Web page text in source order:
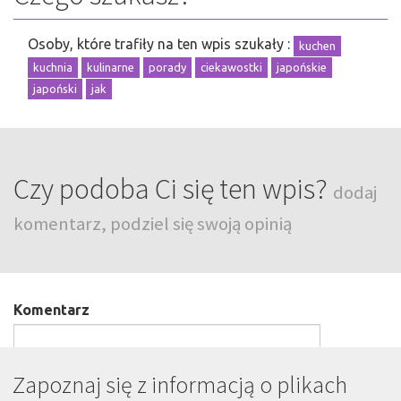
Osoby, które trafiły na ten wpis szukały :
kuchen
kuchnia
kulinarne porady ciekawostki
japońskie
japoński
jak
Czy podoba Ci się ten wpis? dodaj
komentarz, podziel się swoją opinią
Komentarz
Zapoznaj się z informacją o plikach